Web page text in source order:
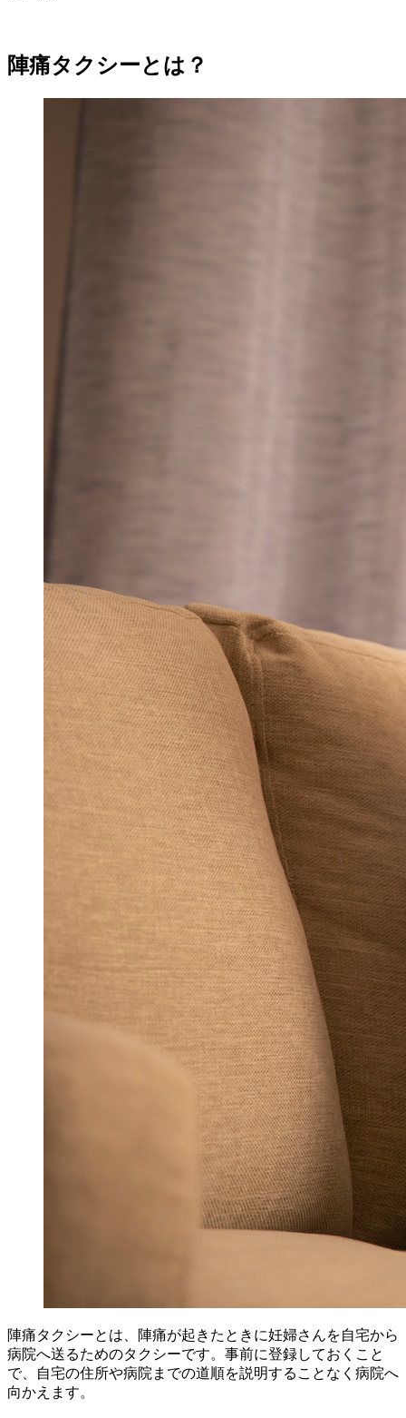
陣痛タクシーとは？
陣痛タクシーとは、陣痛が起きたときに妊婦さんを自宅から
病院へ送るためのタクシーです。事前に登録しておくこと
で、自宅の住所や病院までの道順を説明することなく病院へ
向かえます。